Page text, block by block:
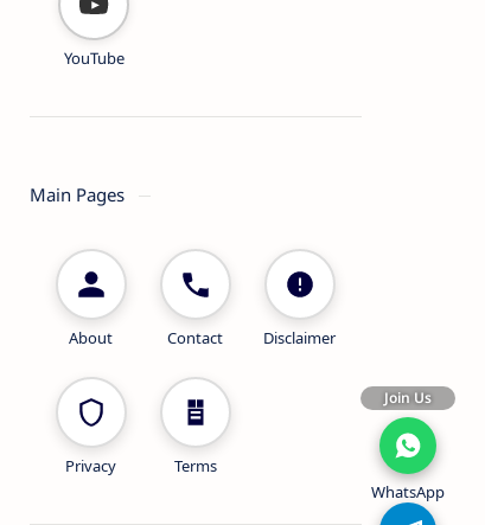
Join Us
WhatsApp
YouTube
Main Pages
About Contact Disclaimer
Privacy Terms